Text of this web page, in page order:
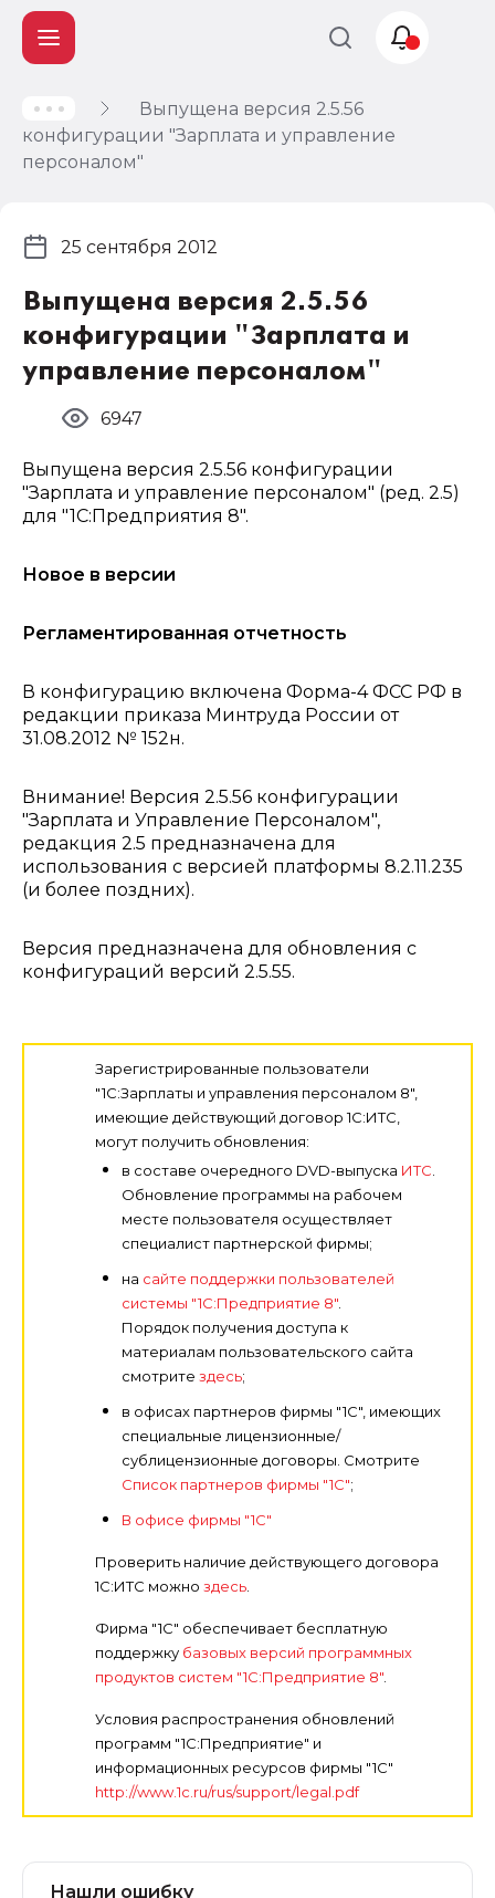
Выпущена версия 2.5.56
конфигурации "Зарплата и управление
персоналом"
Выпущена версия 2.5.56
конфигурации "Зарплата и
управление персоналом"
25 сентября 2012
6947
Выпущена версия 2.5.56 конфигурации
"Зарплата и управление персоналом" (ред. 2.5)
для "1С:Предприятия 8".
Новое в версии
Регламентированная отчетность
В конфигурацию включена Форма-4 ФСС РФ в
редакции приказа Минтруда России от
31.08.2012 № 152н.
Внимание! Версия 2.5.56 конфигурации
"Зарплата и Управление Персоналом",
редакция 2.5 предназначена для
использования с версией платформы 8.2.11.235
(и более поздних).
Версия предназначена для обновления с
конфигураций версий 2.5.55.
Зарегистрированные пользователи
"1С:Зарплаты и управления персоналом 8",
имеющие действующий договор 1С:ИТС,
могут получить обновления:
в составе очередного DVD-выпуска ИТС
Обновление программы на рабочем
месте пользователя осуществляет
специалист партнерской фирмы;
на сайте поддержки пользователей
системы "1С:Предприятие 8"
Порядок получения доступа к
материалам пользовательского сайта
смотрите здесь;
в офисах партнеров фирмы "1С", имеющих
специальные лицензионные/
сублицензионные договоры. Смотрите
Список партнеров фирмы "1С";
В офисе фирмы "1С"
Проверить наличие действующего договора
1С:ИТС можно здесь
Фирма "1С" обеспечивает бесплатную
поддержку базовых версий программных
продуктов систем "1С:Предприятие 8"
Условия распространения обновлений
программ "1С:Предприятие" и
информационных ресурсов фирмы "1С"
http://www.1c.ru/rus/support/legal.pdf
Нашли ошибку
Учет и
налогообложение